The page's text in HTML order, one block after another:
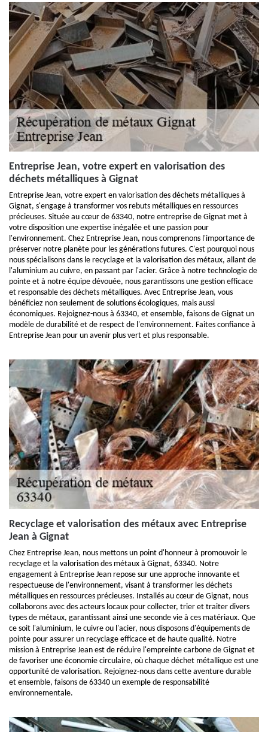
Entreprise Jean, votre expert en valorisation des
déchets métalliques à Gignat
Entreprise Jean, votre expert en valorisation des déchets métalliques à
Gignat, s'engage à transformer vos rebuts métalliques en ressources
précieuses. Située au cœur de 63340, notre entreprise de Gignat met à
votre disposition une expertise inégalée et une passion pour
l'environnement. Chez Entreprise Jean, nous comprenons l'importance de
préserver notre planète pour les générations futures. C'est pourquoi nous
nous spécialisons dans le recyclage et la valorisation des métaux, allant de
l'aluminium au cuivre, en passant par l'acier. Grâce à notre technologie de
pointe et à notre équipe dévouée, nous garantissons une gestion efficace
et responsable des déchets métalliques. Avec Entreprise Jean, vous
bénéficiez non seulement de solutions écologiques, mais aussi
économiques. Rejoignez-nous à 63340, et ensemble, faisons de Gignat un
modèle de durabilité et de respect de l'environnement. Faites confiance à
Entreprise Jean pour un avenir plus vert et plus responsable.
Recyclage et valorisation des métaux avec Entreprise
Jean à Gignat
Chez Entreprise Jean, nous mettons un point d'honneur à promouvoir le
recyclage et la valorisation des métaux à Gignat, 63340. Notre
engagement à Entreprise Jean repose sur une approche innovante et
respectueuse de l'environnement, visant à transformer les déchets
métalliques en ressources précieuses. Installés au cœur de Gignat, nous
collaborons avec des acteurs locaux pour collecter, trier et traiter divers
types de métaux, garantissant ainsi une seconde vie à ces matériaux. Que
ce soit l'aluminium, le cuivre ou l'acier, nous disposons d'équipements de
pointe pour assurer un recyclage efficace et de haute qualité. Notre
mission à Entreprise Jean est de réduire l'empreinte carbone de Gignat et
de favoriser une économie circulaire, où chaque déchet métallique est une
opportunité de valorisation. Rejoignez-nous dans cette aventure durable
et ensemble, faisons de 63340 un exemple de responsabilité
environnementale.